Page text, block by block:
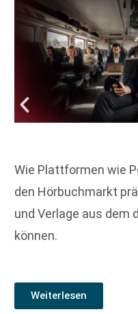
Wie Plattformen wie
den Hörbuchmarkt
und Verlage aus dem
können.
Weiterlesen